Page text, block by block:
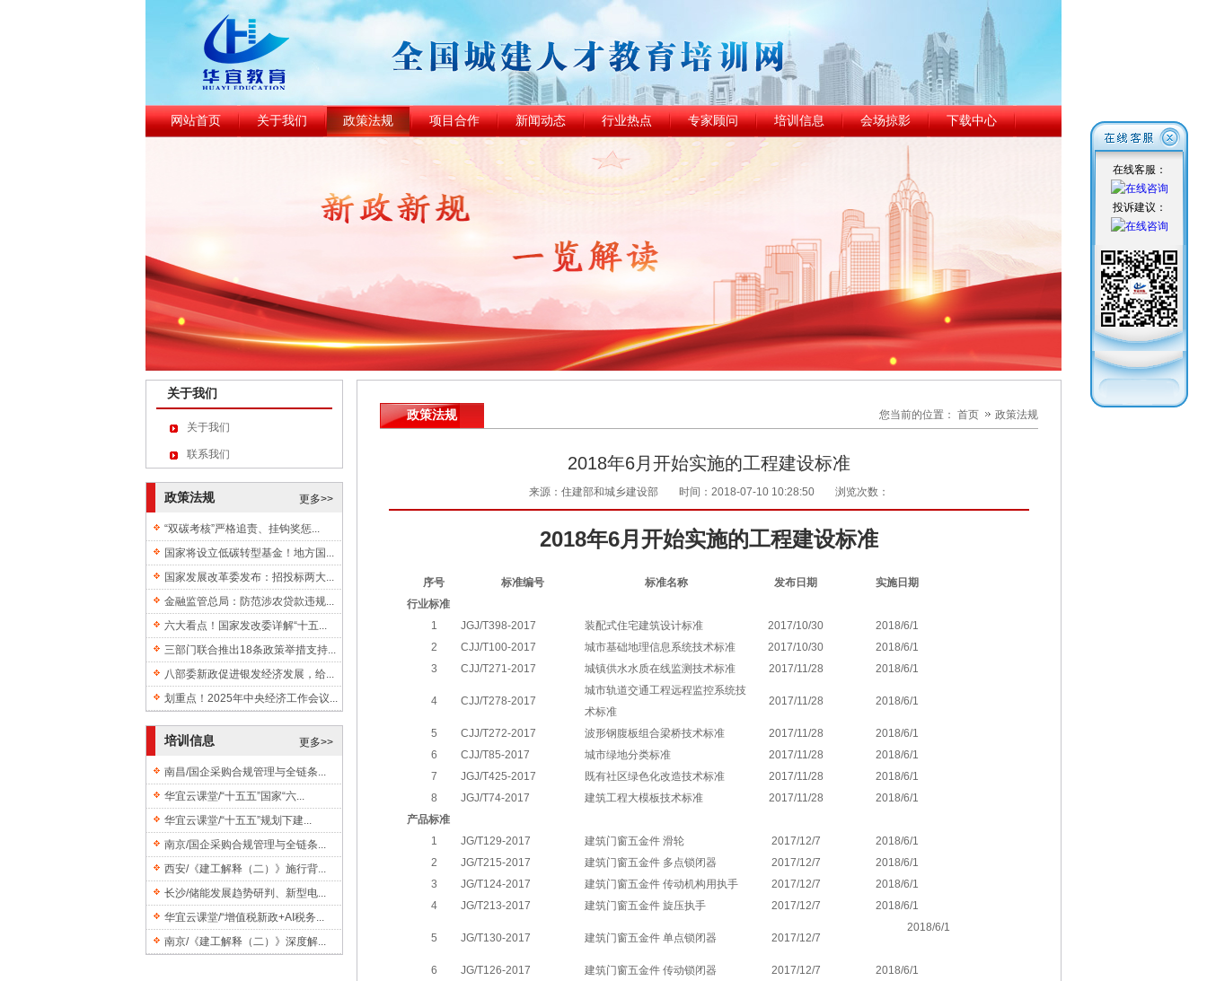
网站首页 关于我们 政策法规 项目合作 新闻动态 行业热点 专家顾问 培训信息 会场掠影 下载中心
关于我们
关于我们
联系我们
更多>>
政策法规
“双碳考核”严格追责、挂钩奖惩...
国家将设立低碳转型基金！地方国...
国家发展改革委发布：招投标两大...
金融监管总局：防范涉农贷款违规...
六大看点！国家发改委详解“十五...
三部门联合推出18条政策举措支持...
八部委新政促进银发经济发展，给...
划重点！2025年中央经济工作会议...
更多>>
培训信息
南昌/国企采购合规管理与全链条...
华宜云课堂/“十五五”国家“六...
华宜云课堂/“十五五”规划下建...
南京/国企采购合规管理与全链条...
西安/《建工解释（二）》施行背...
长沙/储能发展趋势研判、新型电...
华宜云课堂/“增值税新政+AI税务...
南京/《建工解释（二）》深度解...
政策法规 您当前的位置： 首页 政策法规
2018年6月开始实施的工程建设标准
来源：住建部和城乡建设部 时间：2018-07-10 10:28:50 浏览次数：
2018年6月开始实施的工程建设标准
序号 标准编号 标准名称 发布日期
实施日期
行业标准
1
JGJ/T398-2017 装配式住宅建筑设计标准 2017/10/30
2018/6/1
2
CJJ/T100-2017 城市基础地理信息系统技术标准 2017/10/30
2018/6/1
3
CJJ/T271-2017 城镇供水水质在线监测技术标准 2017/11/28 2018/6/1
4 CJJ/T278-2017
城市轨道交通工程远程监控系统技
术标准
2017/11/28 2018/6/1
5 CJJ/T272-2017 波形钢腹板组合梁桥技术标准 2017/11/28
2018/6/1
6
CJJ/T85-2017 城市绿地分类标准 2017/11/28
2018/6/1
7
JGJ/T425-2017 既有社区绿色化改造技术标准 2017/11/28
2018/6/1
8
JGJ/T74-2017 建筑工程大模板技术标准 2017/11/28
2018/6/1
产品标准
1
JG/T129-2017 建筑门窗五金件 滑轮 2017/12/7
2018/6/1
2
JG/T215-2017 建筑门窗五金件 多点锁闭器 2017/12/7
2018/6/1
3
JG/T124-2017 建筑门窗五金件 传动机构用执手 2017/12/7
2018/6/1
4
JG/T213-2017 建筑门窗五金件 旋压执手 2017/12/7 2018/6/1
5 JG/T130-2017 建筑门窗五金件 单点锁闭器 2017/12/7
2018/6/1
6 JG/T126-2017 建筑门窗五金件 传动锁闭器 2017/12/7 2018/6/1
在线客服：
投诉建议：